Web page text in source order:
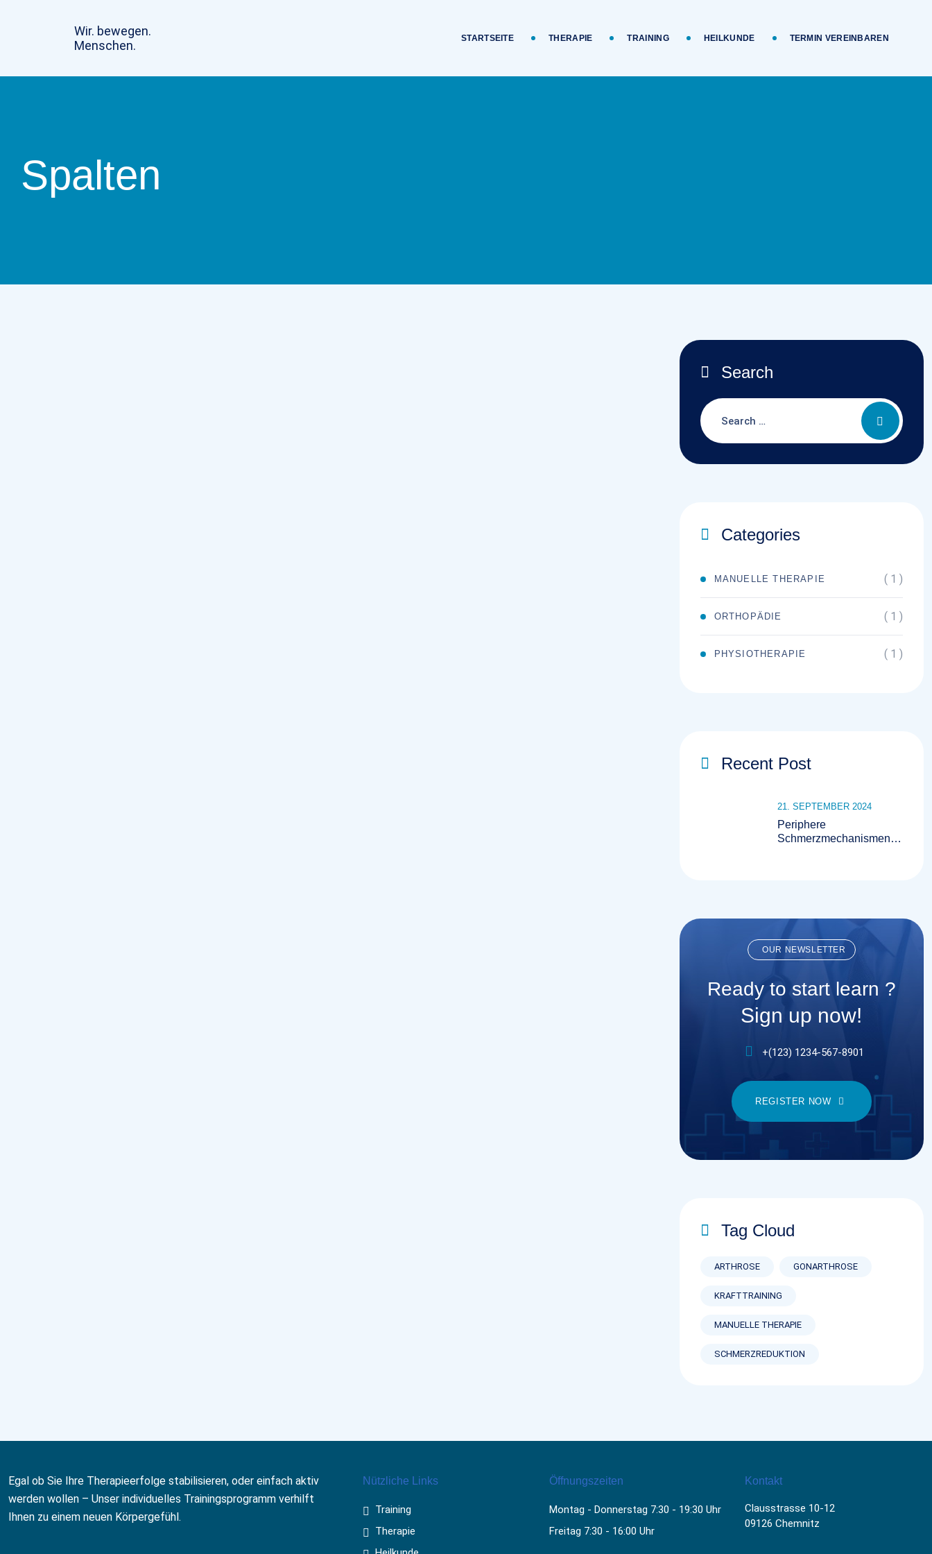
Wir. bewegen.
Menschen.
STARTSEITE THERAPIE TRAINING HEILKUNDE TERMIN VEREINBAREN
Spalten
Search
Categories
MANUELLE THERAPIE ( 1 )
ORTHOPÄDIE ( 1 )
PHYSIOTHERAPIE ( 1 )
Recent Post
Periphere
Schmerzmechanismen
21. SEPTEMBER 2024
OUR NEWSLETTER
Ready to start learn ?
Sign up now!
+(123) 1234-567-8901
REGISTER NOW
Tag Cloud
ARTHROSE GONARTHROSE
KRAFTTRAINING
MANUELLE THERAPIE
SCHMERZREDUKTION
Egal ob Sie Ihre Therapieerfolge stabilisieren, oder einfach aktiv
werden wollen – Unser individuelles Trainingsprogramm verhilft
Ihnen zu einem neuen Körpergefühl.
Nützliche Links
Training
Therapie
Öffnungszeiten
Montag - Donnerstag 7:30 - 19:30 Uhr
Freitag 7:30 - 16:00 Uhr
Kontakt
Clausstrasse 10-12
09126 Chemnitz